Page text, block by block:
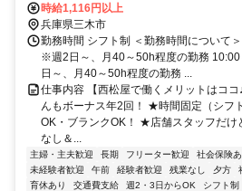
通勤OK ＊自転車通勤OK
時給1,116円以上
兵庫県三木市
勤務時間 シフト制 ＜勤務時間について
※週2日～、月40～50h程度の勤務
日～、月40～50h程度の勤務 ...
仕事内容 【西松屋で働くメリットはコ
んもボーナス年2回！ ★時間固定（シフ
OK・ブランクOK！ ★店舗スタッフだ
なし＆...
主婦・主夫歓迎 長期 フリーター歓迎 社会保険あ
未経験者歓迎
午前 経験者歓迎 残業なし 夕方
育休あり
交通費支給 週2・3日からOK シフト制